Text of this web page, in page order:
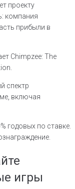
проекту
компания
прибыли в
Chimpzee: The
спектр
включая
годовых по ставке.
игры